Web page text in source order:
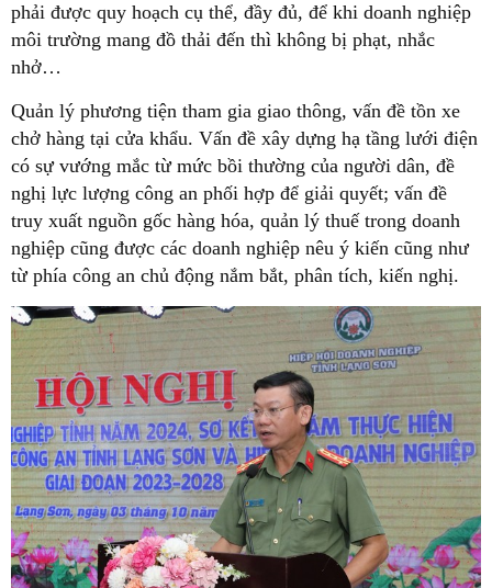
phải được quy hoạch cụ thể, đầy đủ, để khi doanh nghiệp
môi trường mang đồ thải đến thì không bị phạt, nhắc
nhở…
Quản lý phương tiện tham gia giao thông, vấn đề tồn xe
chở hàng tại cửa khẩu. Vấn đề xây dựng hạ tầng lưới điện
có sự vướng mắc từ mức bồi thường của người dân, đề
nghị lực lượng công an phối hợp để giải quyết; vấn đề
truy xuất nguồn gốc hàng hóa, quản lý thuế trong doanh
nghiệp cũng được các doanh nghiệp nêu ý kiến cũng như
từ phía công an chủ động nắm bắt, phân tích, kiến nghị.